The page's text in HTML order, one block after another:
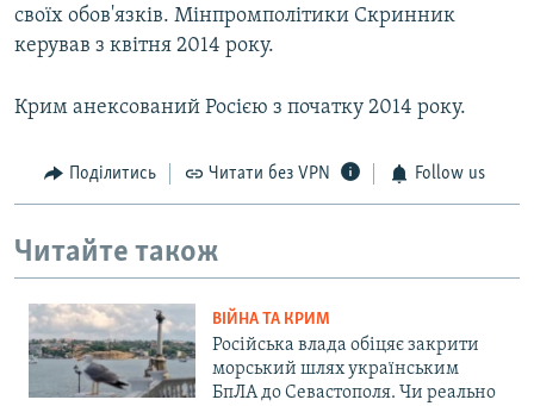
своїх обов'язків. Мінпромполітики Скринник
керував з квітня 2014 року.
Крим анексований Росією з початку 2014 року.
Поділитись Читати без VPN Follow us
Читайте також
ВІЙНА ТА КРИМ
Російська влада обіцяє закрити
морський шлях українським
БпЛА до Севастополя. Чи реально